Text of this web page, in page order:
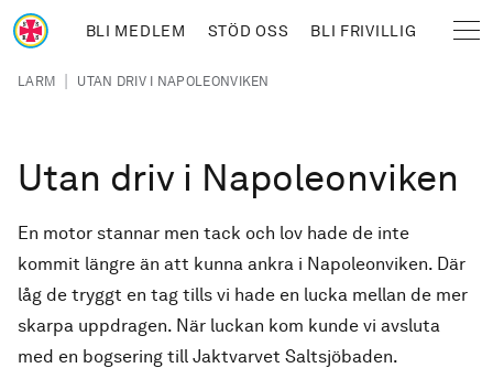
Hoppa till huvudinnehåll
BLI MEDLEM STÖD OSS BLI FRIVILLIG
Länkstig
LARM | UTAN DRIV I NAPOLEONVIKEN
Utan driv i Napoleonviken
En motor stannar men tack och lov hade de inte
kommit längre än att kunna ankra i Napoleonviken. Där
låg de tryggt en tag tills vi hade en lucka mellan de mer
skarpa uppdragen. När luckan kom kunde vi avsluta
med en bogsering till Jaktvarvet Saltsjöbaden.